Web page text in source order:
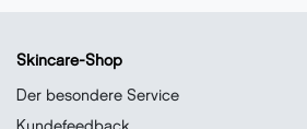
Skincare-Shop
Der besondere Service